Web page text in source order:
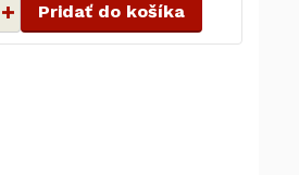
Pridať do košíka